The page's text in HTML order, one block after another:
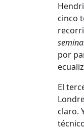
cinco
por
El
claro.